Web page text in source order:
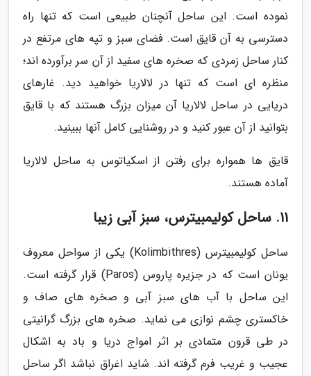
نموده است. این ساحل آنچنان طبیعی است که تنها راه
دسترسی به آن قایق است. فضای سبز و تپه های مرتفع در
کنار ساحل زمردی که صخره های سفید از آن سر برآورده اند؛
منظره ای است که تنها در لالاریا خواهید دید. غارهای
دریایی در ساحل لالاریا آن میزان بزرگ هستند که با قایق
بتوانید از آن عبور کنید و در روشنایی کامل آنها ببینید.
قایق ها همواره برای رفتن از اسکیاتوس به ساحل لالاریا
آماده هستند.
11. ساحل کولیمبیترس، سبز آبی زیبا
ساحل کولیمبیترس (Kolimbithres) یکی از سواحل معروف
یونان است که در جزیره پاروس (Paros) قرار گرفته است.
این ساحل با آب های سبز آبی و صخره های صاف و
خاکستری چشم نوازی می نماید. صخره های بزرگ گرانیتی
در طی قرون متمادی بر اثر امواج دریا و باد به اشکال
عجیب و غریب فرم گرفته اند. شاید اغراق نباشد اگر ساحل